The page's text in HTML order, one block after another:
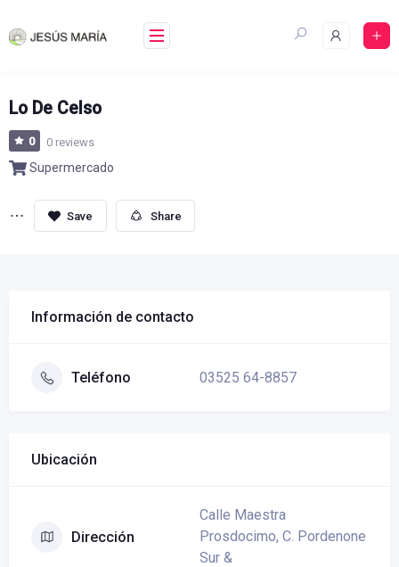
to
Lo De Celso
0 0 reviews
Supermercado
Share
Información de contacto
Teléfono 03525 64-8857
Ubicación
Dirección
Calle Maestra
Prosdocimo, C. Pordenone
Sur &